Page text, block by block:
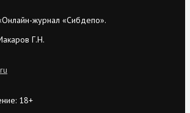
журнал «Сибдепо».
Г.Н.
18+